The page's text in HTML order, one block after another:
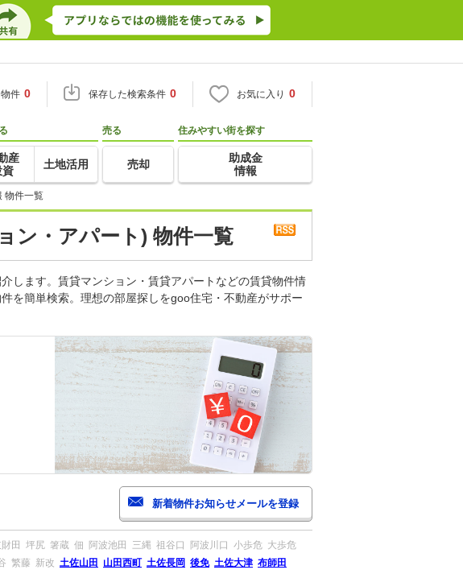
件 0 保存した検索条件 0 お気に入り 0
産
資
土地活用
売る
売却
住みやすい街を探す
助成金
情報
物件一覧
ン・アパート) 物件一覧
します。賃貸マンション・賃貸アパートなどの賃貸物件情
を簡単検索。理想の部屋探しをgoo住宅・不動産がサポー
田 坪尻 箸蔵 佃 阿波池田 三縄 祖谷口 阿波川口 小歩危 大歩危
繁藤 新改 土佐山田 山田西町 土佐長岡 後免 土佐大津 布師田